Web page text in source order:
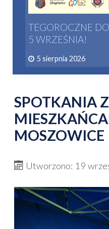
TEGOROCZNE
5 WRZEŚNIA!
5 sierpnia 2026
SPOTKANIA Z
MOSZOWICE
Utworzono: 19